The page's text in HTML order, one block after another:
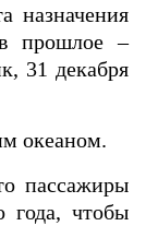
назначения
прошлое –
31 декабря
океаном.
пассажиры
года, чтобы